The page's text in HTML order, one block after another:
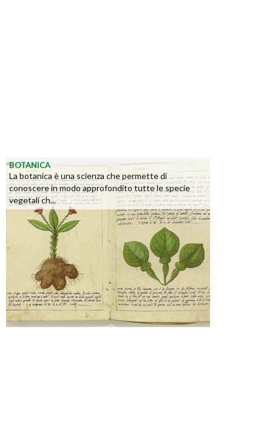
BOTANICA
La botanica è una scienza che permette di
conoscere in modo approfondito tutte le specie
vegetali ch...